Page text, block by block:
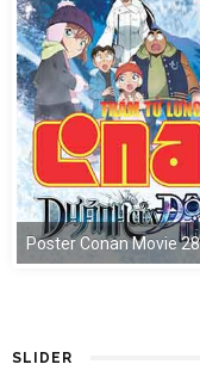
Poster Conan Movie
SLIDER